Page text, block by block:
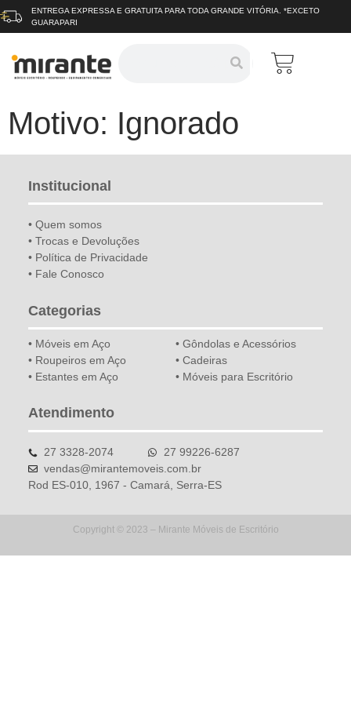
ENTREGA EXPRESSA E GRATUITA PARA TODA GRANDE VITÓRIA. *EXCETO
GUARAPARI
Motivo: Ignorado
Institucional
• Quem somos
• Trocas e Devoluções
• Política de Privacidade
• Fale Conosco
Categorias
• Móveis em Aço
• Roupeiros em Aço
• Estantes em Aço
• Gôndolas e Acessórios
• Cadeiras
• Móveis para Escritório
Atendimento
27 3328-2074
27 99226-6287
vendas@mirantemoveis.com.br
Rod ES-010, 1967 - Camará, Serra-ES
Copyright © 2023 – Mirante Móveis de Escritório